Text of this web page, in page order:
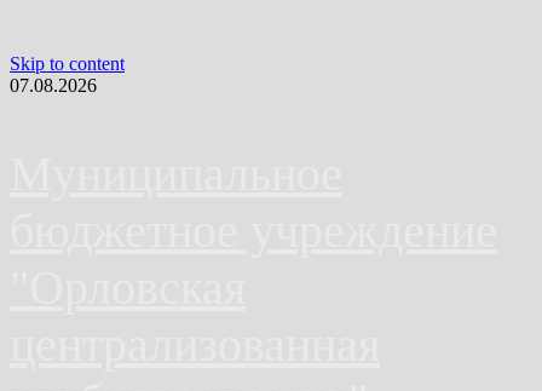
Skip to content
07.08.2026